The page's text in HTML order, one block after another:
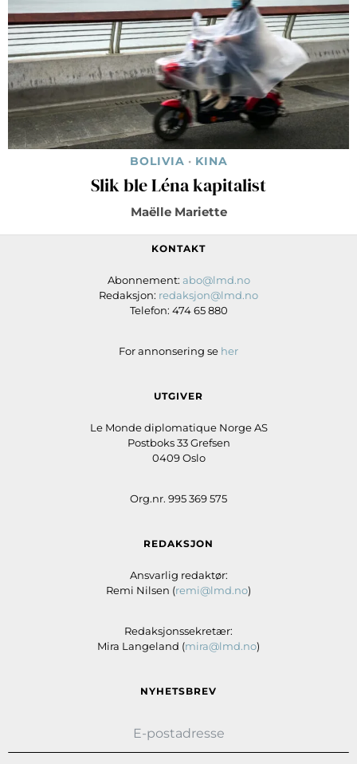
BOLIVIA · KINA
Slik ble Léna kapitalist
Maëlle Mariette
KONTAKT
Abonnement: abo@lmd.no
Redaksjon: redaksjon@lmd.no
Telefon: 474 65 880
For annonsering se her
UTGIVER
Le Monde diplomatique Norge AS
Postboks 33 Grefsen
0409 Oslo
Org.nr. 995 369 575
REDAKSJON
Ansvarlig redaktør:
Remi Nilsen (remi@lmd.no)
Redaksjonssekretær:
Mira Langeland (mira@lmd.no)
NYHETSBREV